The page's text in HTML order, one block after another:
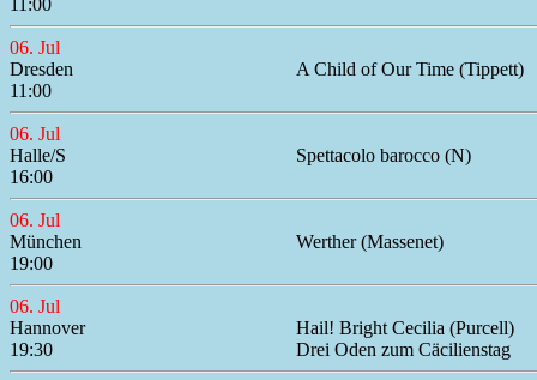
06. Jul
Dresden
A Child of Our Time (Tippett)
11:00
06. Jul
Halle/S
Spettacolo barocco (N)
16:00
06. Jul
München
Werther (Massenet)
19:00
06. Jul
Hannover
Hail! Bright Cecilia (Purcell)
19:30
Drei Oden zum Cäcilienstag